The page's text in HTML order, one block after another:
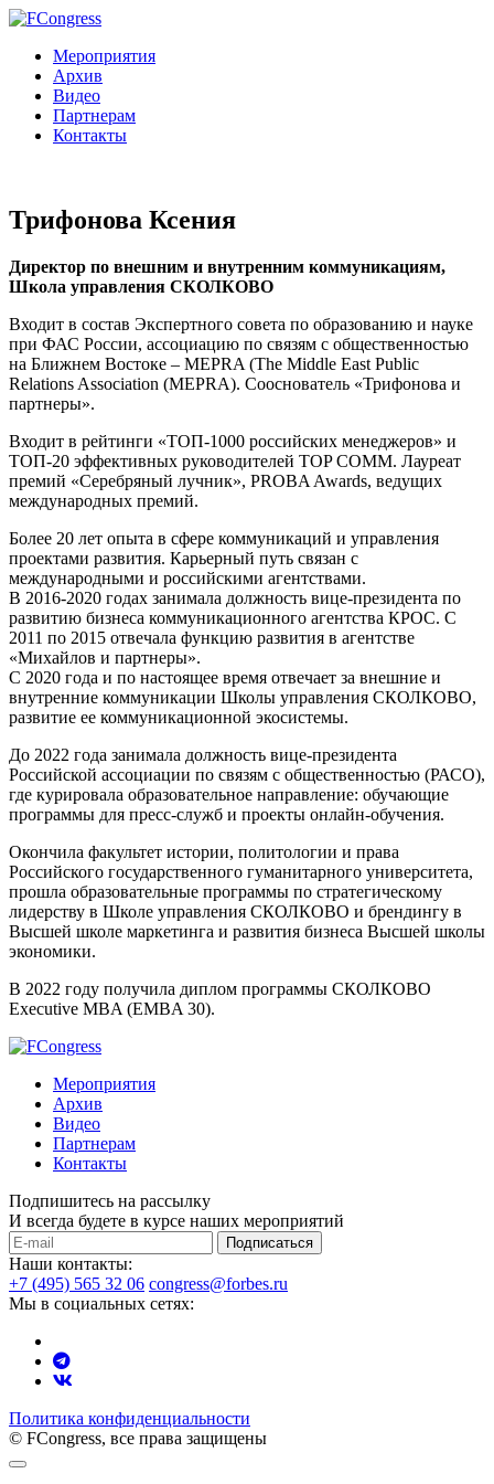
Мероприятия
Архив
Видео
Партнерам
Контакты
Трифонова Ксения
Директор по внешним и внутренним коммуникациям,
Школа управления СКОЛКОВО
Входит в состав Экспертного совета по образованию и науке
при ФАС России, ассоциацию по связям с общественностью
на Ближнем Востоке – MEPRA (The Middle East Public
Relations Association (MEPRA). Сооснователь «Трифонова и
партнеры».
Входит в рейтинги «ТОП-1000 российских менеджеров» и
ТОП-20 эффективных руководителей ТОP COMM. Лауреат
премий «Серебряный лучник», PROBA Awards, ведущих
международных премий.
Более 20 лет опыта в сфере коммуникаций и управления
проектами развития. Карьерный путь связан с
международными и российскими агентствами.
В 2016-2020 годах занимала должность вице-президента по
развитию бизнеса коммуникационного агентства КРОС. С
2011 по 2015 отвечала функцию развития в агентстве
«Михайлов и партнеры».
С 2020 года и по настоящее время отвечает за внешние и
внутренние коммуникации Школы управления СКОЛКОВО,
развитие ее коммуникационной экосистемы.
До 2022 года занимала должность вице-президента
Российской ассоциации по связям с общественностью (РАСО),
где курировала образовательное направление: обучающие
программы для пресс-служб и проекты онлайн-обучения.
Окончила факультет истории, политологии и права
Российского государственного гуманитарного университета,
прошла образовательные программы по стратегическому
лидерству в Школе управления СКОЛКОВО и брендингу в
Высшей школе маркетинга и развития бизнеса Высшей школы
экономики.
В 2022 году получила диплом программы СКОЛКОВО
Executive MBA (EMBA 30).
Мероприятия
Архив
Видео
Партнерам
Контакты
Подпишитесь на рассылку
И всегда будете в курсе наших мероприятий
Подписаться
Наши контакты:
+7 (495) 565 32 06 congress@forbes.ru
Мы в социальных сетях:
Политика конфиденциальности
© FCongress, все права защищены